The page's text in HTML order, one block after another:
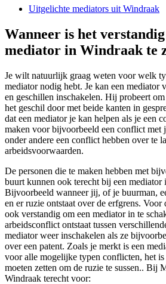
Uitgelichte mediators uit Windraak
Wanneer is het verstandig
mediator in Windraak te
Je wilt natuurlijk graag weten voor welk
mediator nodig hebt. Je kan een mediator
en geschillen inschakelen. Hij probeert om
het geschil door met beide kanten in
dat een mediator je kan helpen als je een
maken voor bijvoorbeeld een conflict met
onder andere een conflict hebben over te
arbeidsvoorwaarden.
De personen die te maken hebben met
buurt kunnen ook terecht bij een mediator
Bijvoorbeeld wanneer jij, of je buurman,
en er ruzie ontstaat over de erfgrens.
ook verstandig om een mediator in te
arbeidsconflict ontstaat tussen
mediator weer inschakelen als ze
over een patent. Zoals je merkt is een
voor alle mogelijke typen conflicten, het
moeten zetten om de ruzie te sussen.. Bij
Windraak terecht voor: